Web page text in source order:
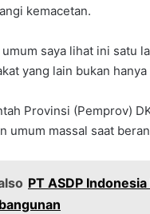
kemacetan.
umum saya lihat ini satu
yang lain bukan hanya
Provinsi (Pemprov)
umum massal saat
PT ASDP